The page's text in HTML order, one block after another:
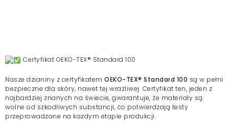
Certyfikat OEKO-TEX® Standard 100
Nasze dzianiny z certyfikatem OEKO-TEX® Standard 100 są w pełni
bezpieczne dla skóry, nawet tej wrażliwej. Certyfikat ten, jeden z
najbardziej znanych na świecie, gwarantuje, że materiały są
wolne od szkodliwych substancji, co potwierdzają testy
przeprowadzane na każdym etapie produkcji.